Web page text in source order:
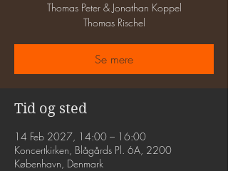
Thomas Peter & Jonathan Koppel
Thomas Rischel
Se mere
Tid og sted
14 Feb 2027, 14:00 – 16:00
Koncertkirken, Blågårds Pl. 6A, 2200
København, Denmark